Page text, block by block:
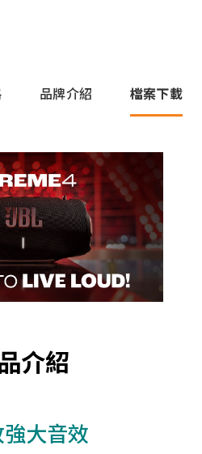
品牌介紹 檔案下載
介紹
大音效